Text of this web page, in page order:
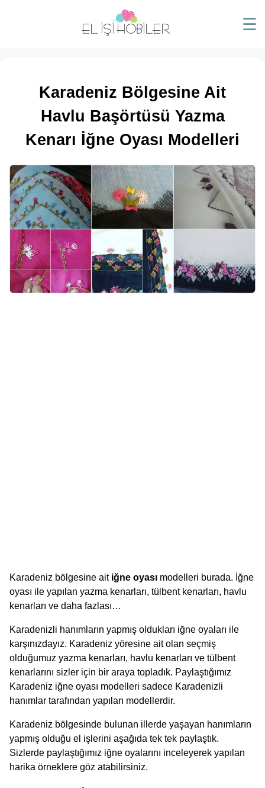
☰
Karadeniz Bölgesine Ait
Havlu Başörtüsü Yazma
Kenarı İğne Oyası Modelleri
Karadeniz bölgesine ait iğne oyası modelleri burada. İğne
oyası ile yapılan yazma kenarları, tülbent kenarları, havlu
kenarları ve daha fazlası…
Karadenizli hanımların yapmış oldukları iğne oyaları ile
karşınızdayız. Karadeniz yöresine ait olan seçmiş
olduğumuz yazma kenarları, havlu kenarları ve tülbent
kenarlarını sizler için bir araya topladık. Paylaştığımız
Karadeniz iğne oyası modelleri sadece Karadenizli
hanımlar tarafından yapılan modellerdir.
Karadeniz bölgesinde bulunan illerde yaşayan hanımların
yapmış olduğu el işlerini aşağıda tek tek paylaştık.
Sizlerde paylaştığımız iğne oyalarını inceleyerek yapılan
harika örneklere göz atabilirsiniz.